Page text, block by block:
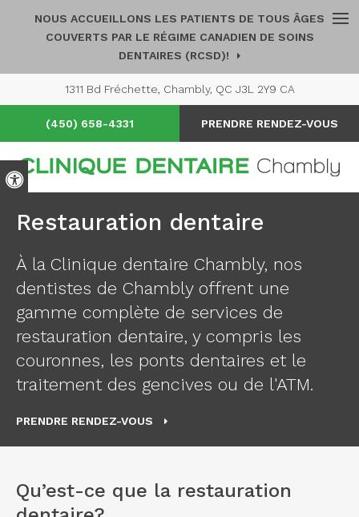
Version accessible
NOUS ACCUEILLONS LES PATIENTS DE TOUS ÂGES
COUVERTS PAR LE RÉGIME CANADIEN DE SOINS
DENTAIRES (RCSD)!
1311 Bd Fréchette Chambly QC J3L 2Y9 CA
(450) 658-4331 PRENDRE RENDEZ-VOUS
Restauration dentaire
À la Clinique dentaire Chambly, nos
dentistes de Chambly offrent une
gamme complète de services de
restauration dentaire, y compris les
couronnes, les ponts dentaires et le
traitement des gencives ou de l'ATM.
PRENDRE RENDEZ-VOUS
Qu’est-ce que la restauration